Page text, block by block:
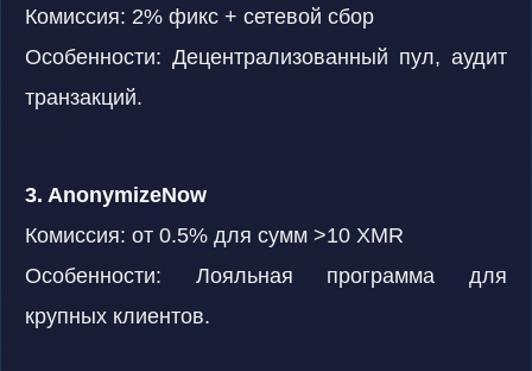
Комиссия: 2% фикс + сетевой сбор
Особенности: Децентрализованный пул, аудит
транзакций.
3. AnonymizeNow
Комиссия: от 0.5% для сумм >10 XMR
Особенности: Лояльная программа для
крупных клиентов.